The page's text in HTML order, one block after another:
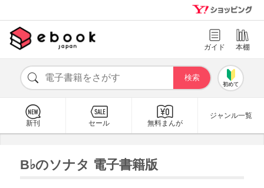
ガイド 本棚
初めて
新刊 セール 無料まんが
ジャンル一覧
B♭のソナタ 電子書籍版